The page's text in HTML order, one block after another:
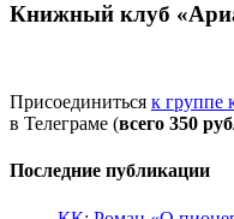
Книжный клуб
Присоединиться к группе
в Телеграме (всего 350
Последние публикации